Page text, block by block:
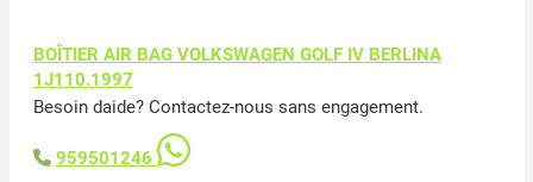
BOÎTIER AIR BAG VOLKSWAGEN GOLF IV BERLINA
1J110.1997
Besoin daide? Contactez-nous sans engagement.
959501246